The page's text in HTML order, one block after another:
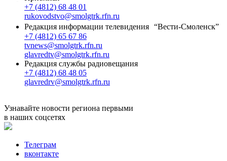
+7 (4812) 68 48 01
rukovodstvo@smolgtrk.rfn.ru
Редакция информации телевидения “Вести-Смоленск”
+7 (4812) 65 67 86
tvnews@smolgtrk.rfn.ru
glavredtv@smolgtrk.rfn.ru
Редакция службы радиовещания
+7 (4812) 68 48 05
glavredrv@smolgtrk.rfn.ru
Узнавайте новости региона первыми
в наших соцсетях
Телеграм
вконтакте